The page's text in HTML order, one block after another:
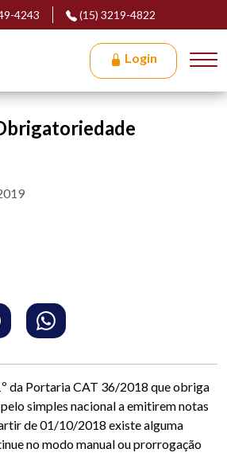
4243 (15) 3219-4822
Login
da Portaria CAT 36/2018 que obriga
simples nacional a emitirem notas
de 01/10/2018 existe alguma
no modo manual ou prorrogação